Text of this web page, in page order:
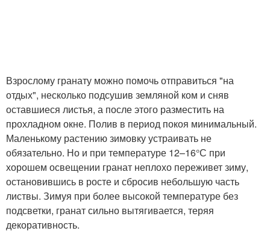
Взрослому гранату можно помочь отправиться "на
отдых", несколько подсушив земляной ком и сняв
оставшиеся листья, а после этого разместить на
прохладном окне. Полив в период покоя минимальный.
Маленькому растению зимовку устраивать не
обязательно. Но и при температуре 12–16°С при
хорошем освещении гранат неплохо переживет зиму,
остановившись в росте и сбросив небольшую часть
листвы. Зимуя при более высокой температуре без
подсветки, гранат сильно вытягивается, теряя
декоративность.